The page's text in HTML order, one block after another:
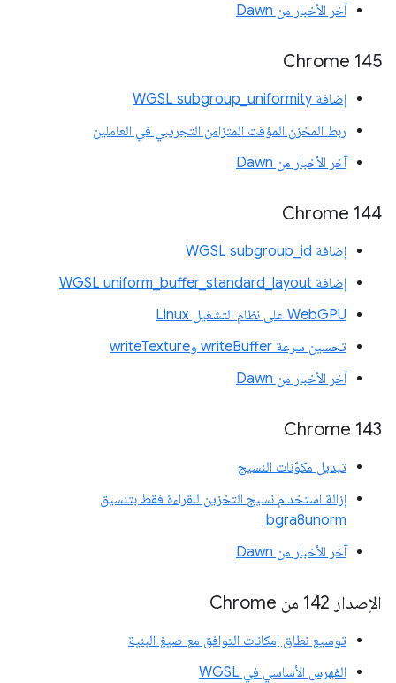
آخر الأخبار من Dawn
Chrome 145
إضافة WGSL subgroup_uniformity
ربط المخزن المؤقت المتزامن التجريبي في العاملين
آخر الأخبار من Dawn
‫Chrome 144
إضافة WGSL subgroup_id
إضافة WGSL uniform_buffer_standard_layout
WebGPU على نظام التشغيل Linux
تحسين سرعة writeBuffer وwriteTexture
آخر الأخبار من Dawn
Chrome 143
تبديل مكوّنات النسيج
إزالة استخدام نسيج التخزين للقراءة فقط بتنسيق
bgra8unorm
آخر الأخبار من Dawn
الإصدار 142 من Chrome
توسيع نطاق إمكانات التوافق مع صيغ البنية
الفهرس الأساسي في WGSL